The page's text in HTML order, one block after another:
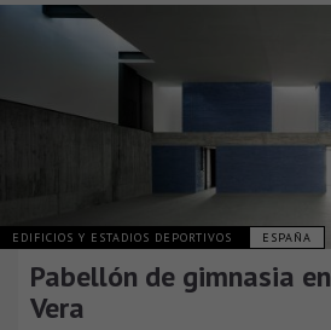
EDIFICIOS Y ESTADIOS DEPORTIVOS ESPAÑA
Pabellón de gimnasia
Vera